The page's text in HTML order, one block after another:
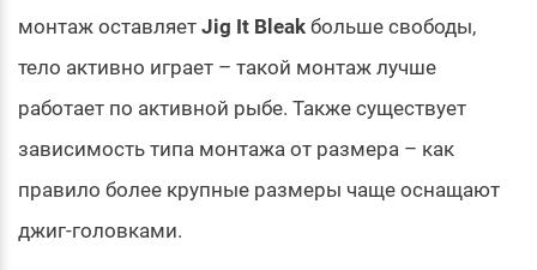
монтаж оставляет Jig It Bleak больше свободы,
тело активно играет – такой монтаж лучше
работает по активной рыбе. Также существует
зависимость типа монтажа от размера – как
правило более крупные размеры чаще оснащают
джиг-головками.